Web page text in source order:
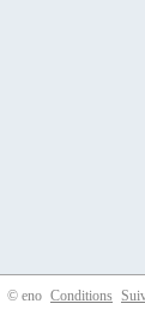
© eno Conditions